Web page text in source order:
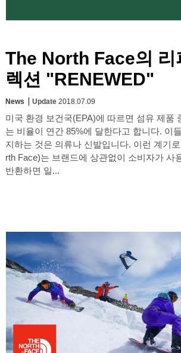
The North Face의 리
렉션 "RENEWED"
News Update 2018.07.09
미국 환경 보건국(EPA)에 따르면 섬유 제품
는 비율이 연간 85%에 달한다고 합니다. 이
지하는 것은 의류나 신발입니다. 이런 계기
rth Face)는 브랜드에 상관없이 소비자가 사
반환하면 일...